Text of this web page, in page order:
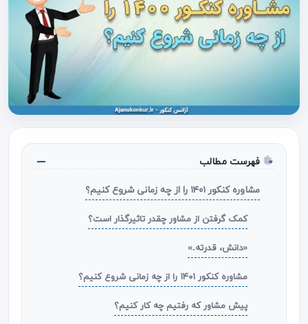
فهرست مطالب
مشاوره کنکور ۱۴۰۱ را از چه زمانی شروع کنیم؟
کمک گرفتن از مشاور چقدر تاثیرگذار است؟
«دانش، قدرته.»
مشاوره کنکور ۱۴۰۱ را از چه زمانی شروع کنیم؟
پیش مشاور که رفتیم چه کار کنیم؟